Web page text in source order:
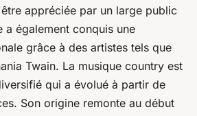
appréciée par un large public
a également conquis une
grâce à des artistes tels que
Twain. La musique country est
qui a évolué à partir de
Son origine remonte au début